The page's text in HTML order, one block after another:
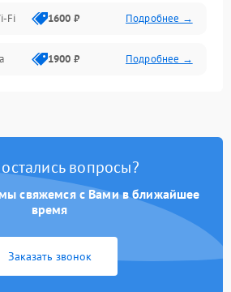
Fi 1600 ₽ Подробнее →
1900 ₽ Подробнее →
1700 ₽ Подробнее →
вопросы?
мы свяжемся с Вами в ближайшее
время
Заказать звонок